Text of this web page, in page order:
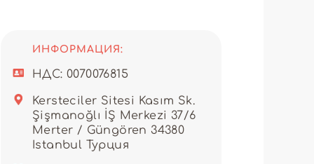
стиль и
не только
долгосрочное
мероприятий или
ваши самые высокие
вы получаете
своевременные
дизайнам,
их платформы
управление
ИНФОРМАЦИЯ:
НДС: 0070076815
Kersteciler Sitesi Kasım Sk.
Şişmanoğlı İŞ Merkezi 37/6
Merter / Güngören 34380
Istanbul Турция